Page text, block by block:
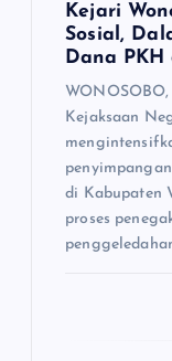
Kejari
Sosial,
Dana
WONOSOBO,
Kejaksaan
di Kabupaten
proses